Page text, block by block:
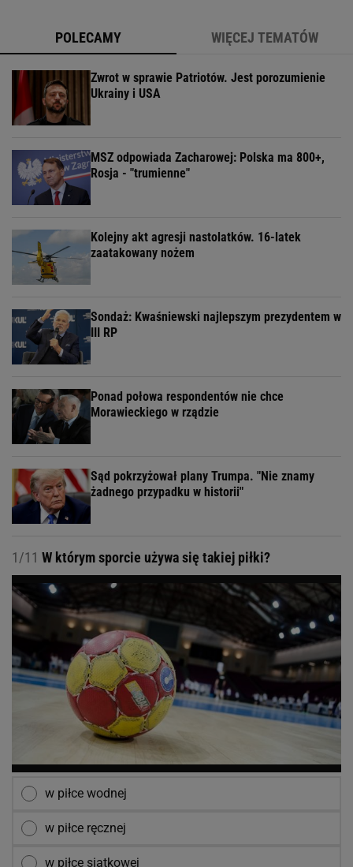
POLECAMY WIĘCEJ TEMATÓW
Zwrot w sprawie Patriotów. Jest porozumienie
Ukrainy i USA
MSZ odpowiada Zacharowej: Polska ma 800+,
Rosja - "trumienne"
Kolejny akt agresji nastolatków. 16-latek
zaatakowany nożem
Sondaż: Kwaśniewski najlepszym prezydentem w
III RP
Ponad połowa respondentów nie chce
Morawieckiego w rządzie
Sąd pokrzyżował plany Trumpa. "Nie znamy
żadnego przypadku w historii"
1/11 W którym sporcie używa się takiej piłki?
w piłce wodnej
w piłce ręcznej
w piłce siatkowej